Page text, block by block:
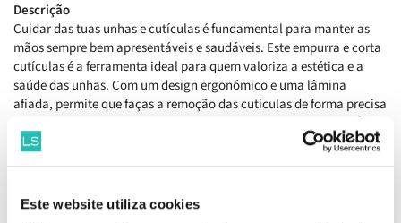
Este website utiliza cookies
Descrição
Cuidar das tuas unhas e cutículas é fundamental para manter as
mãos sempre bem apresentáveis e saudáveis. Este empurra e corta
cutículas é a ferramenta ideal para quem valoriza a estética e a
saúde das unhas. Com um design ergonómico e uma lâmina
afiada, permite que faças a remoção das cutículas de forma precisa
e sem esforço, contribuindo para um acabamento impecável. É
perfeito para usar em casa ou até mesmo em serviços profissionais,
garantindo que as tuas unhas estejam sempre no seu melhor